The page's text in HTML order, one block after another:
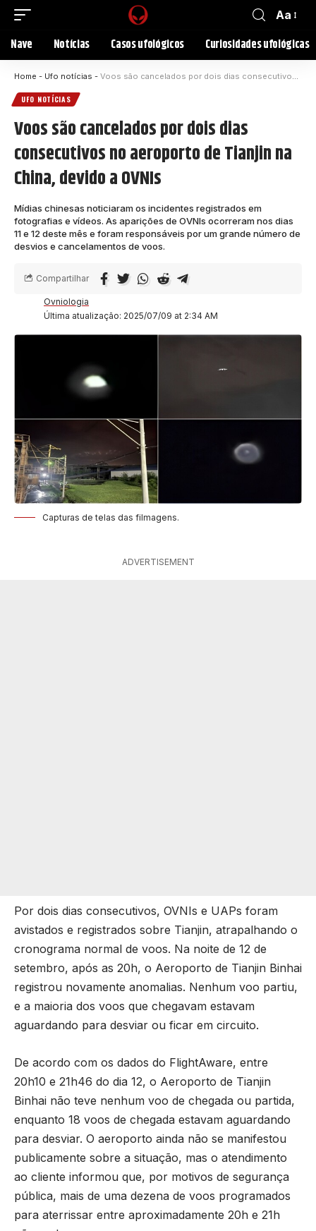
Aa
Nave Notícias Casos ufológicos Curiosidades ufológicas
Home - Ufo notícias - Voos são cancelados por dois dias consecutivos no aeroporto de Tianjin na China, devido a OVNIs
UFO NOTÍCIAS
Voos são cancelados por dois dias
consecutivos no aeroporto de Tianjin na
China, devido a OVNIs
Mídias chinesas noticiaram os incidentes registrados em
fotografias e vídeos. As aparições de OVNIs ocorreram nos dias
11 e 12 deste mês e foram responsáveis por um grande número de
desvios e cancelamentos de voos.
Última atualização: 2025/07/09 at 2:34 AM
Ovniologia
Compartilhar
Capturas de telas das filmagens.
ADVERTISEMENT
Por dois dias consecutivos, OVNIs e UAPs foram
avistados e registrados sobre Tianjin, atrapalhando o
cronograma normal de voos. Na noite de 12 de
setembro, após as 20h, o Aeroporto de Tianjin Binhai
registrou novamente anomalias. Nenhum voo partiu,
e a maioria dos voos que chegavam estavam
aguardando para desviar ou ficar em circuito.
De acordo com os dados do FlightAware, entre
20h10 e 21h46 do dia 12, o Aeroporto de Tianjin
Binhai não teve nenhum voo de chegada ou partida,
enquanto 18 voos de chegada estavam aguardando
para desviar. O aeroporto ainda não se manifestou
publicamente sobre a situação, mas o atendimento
ao cliente informou que, por motivos de segurança
pública, mais de uma dezena de voos programados
para aterrissar entre aproximadamente 20h e 21h